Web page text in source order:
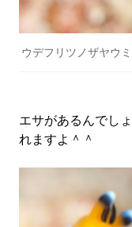
ウデフリツノザヤウ
エサがあるんでし
れますよ＾＾